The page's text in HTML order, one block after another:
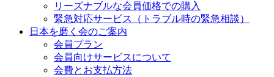
リーズナブルな会員価格での購入
緊急対応サービス（トラブル時の緊急相談）
日本を磨く会のご案内
会員プラン
会員向けサービスについて
会費とお支払方法